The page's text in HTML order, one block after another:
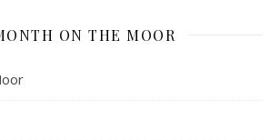
ON THE MOOR